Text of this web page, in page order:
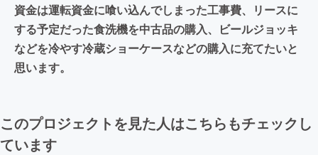
資金は運転資金に喰い込んでしまった工事費、リースに
する予定だった食洗機を中古品の購入、ビールジョッキ
などを冷やす冷蔵ショーケースなどの購入に充てたいと
思います。
このプロジェクトを見た人はこちらもチェックし
ています